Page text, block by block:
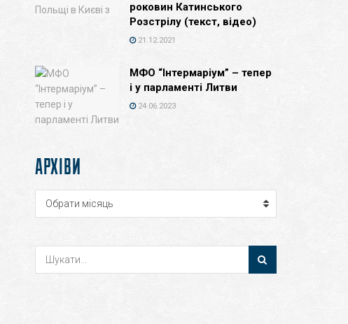
роковин Катинського
Розстрілу (текст, відео)
21.12.2021
МФО “Інтермаріум” – тепер
і у парламенті Литви
24.06.2023
АРХІВИ
Архіви
Обрати місяць